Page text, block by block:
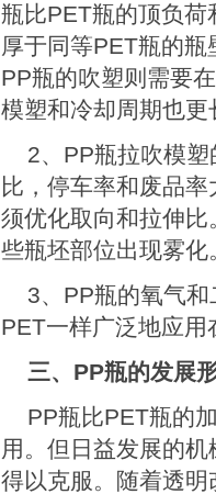
瓶比PET瓶的顶负荷
厚于同等PET瓶的瓶
PP瓶的吹塑则需要在
模塑和冷却周期也更
2、 PP瓶拉吹模
比，停车率和废品
须优化取向和拉伸比
些瓶坯部位出现雾化
3、 PP瓶的氧气
PET一样广泛地应用
三、 PP瓶的发展
PP瓶比PET瓶的
用。但日益发展的
得以克服。随着透